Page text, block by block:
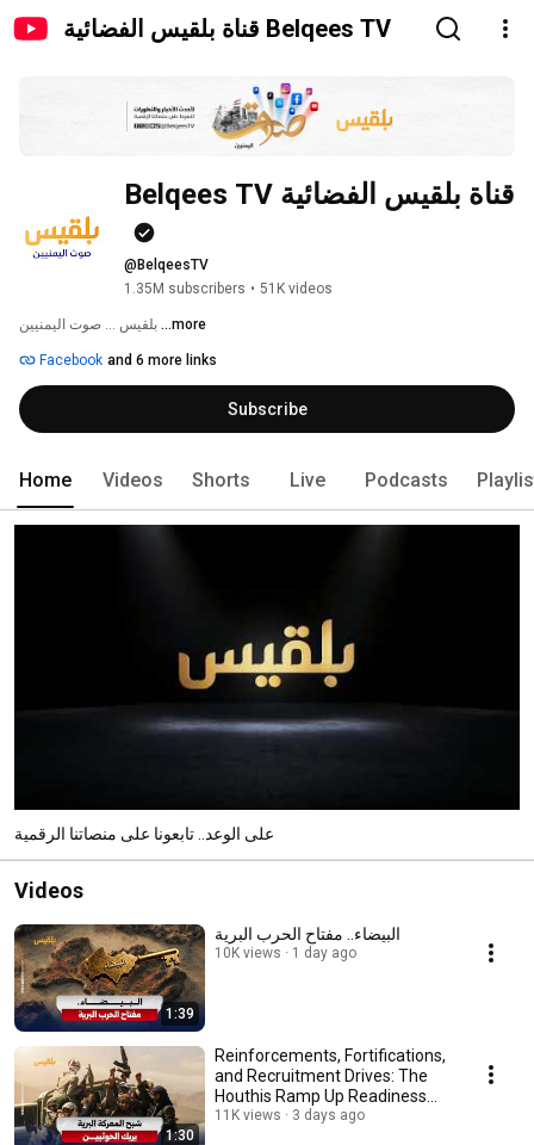
قناة بلقيس الفضائية Belqees TV
قناة بلقيس الفضائية Belqees TV
@BelqeesTV
1.35M subscribers • 51K videos
...more
Facebook and 6 more links
Subscribe
Home Videos Shorts Live Podcasts
على الوعد.. تابعونا على منصاتنا الرقمية
Videos
1:39
البيضاء.. مفتاح الحرب البرية
10K views 1 day ago
1:30
Reinforcements, Fortifications,
and Recruitment Drives: The
Houthis Ramp Up Readiness
Ahead of a ...
11K views 3 days ago